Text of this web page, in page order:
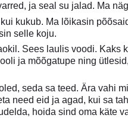
ja seal su jalad. Ma
kukub. Ma lõikasin
selle koju.
Sees laulis voodi. Kaks
ja mõõgatupe ning
seda sa teed. Ära vahi
need eid ja agad, kui sa
hoida sind oma käte